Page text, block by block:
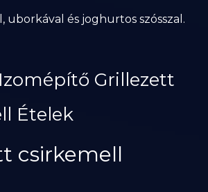
uborkával és joghurtos szósszal.
Grillezett
Ételek
csirkemell